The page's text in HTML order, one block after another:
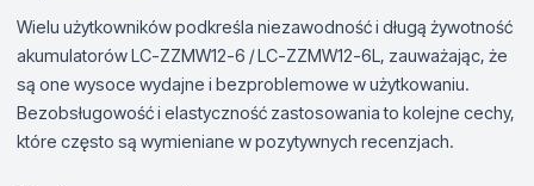
Wielu użytkowników podkreśla niezawodność i długą żywotność
akumulatorów LC-ZZMW12-6 / LC-ZZMW12-6L, zauważając, że
są one wysoce wydajne i bezproblemowe w użytkowaniu.
Bezobsługowość i elastyczność zastosowania to kolejne cechy,
które często są wymieniane w pozytywnych recenzjach.